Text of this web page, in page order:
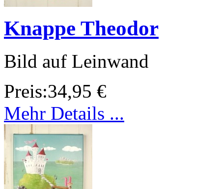
Knappe Theodor
Bild auf Leinwand
Preis:34,95 €
Mehr Details ...